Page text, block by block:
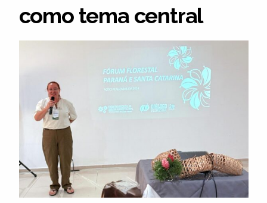
como tema central